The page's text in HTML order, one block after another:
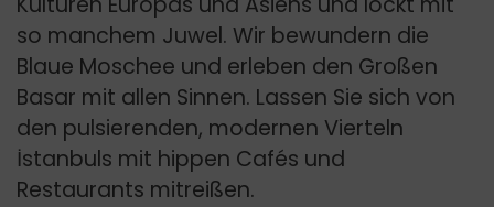
so manchem Juwel. Wir bewundern die
Blaue Moschee und erleben den Großen
Basar mit allen Sinnen. Lassen Sie sich von
den pulsierenden, modernen Vierteln
İstanbuls mit hippen Cafés und
Restaurants mitreißen.